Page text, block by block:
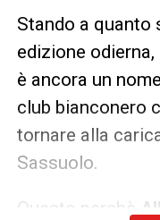
Stando a quanto
edizione
è ancora un
club bianconero
tornare alla
Sassuolo.
Questo perchè